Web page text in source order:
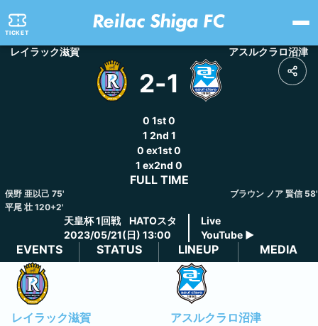
TICKET
レイラック滋賀 アスルクラロ沼津
2-1
0 1st0
1 2nd 1
0 ex1st0
1 ex2nd 0
FULL TIME
俣野 亜以己 75'
平尾 壮 120+2'
ブラウン ノア 賢信 58'
天皇杯1回戦
HATOスタ
2023/05/21(日) 13:00
Live
YouTube ▶
EVENTS STATUS LINEUP MEDIA
レイラック滋賀 アスルクラロ沼津